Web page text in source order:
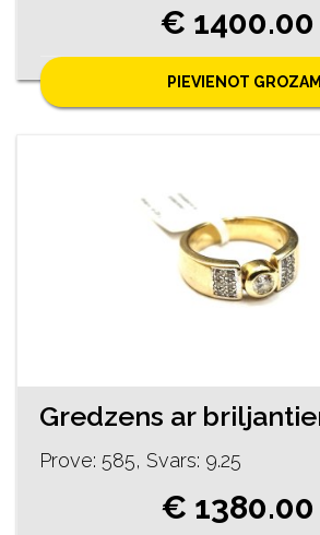
€ 1400.00
PIEVIENOT GROZAM
Prove: 585, Svars: 9.25
€ 1380.00